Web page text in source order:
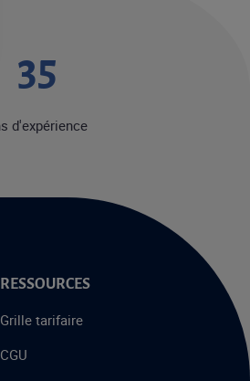
41
d'expérience
RESSOURCES
Grille tarifaire
CGU